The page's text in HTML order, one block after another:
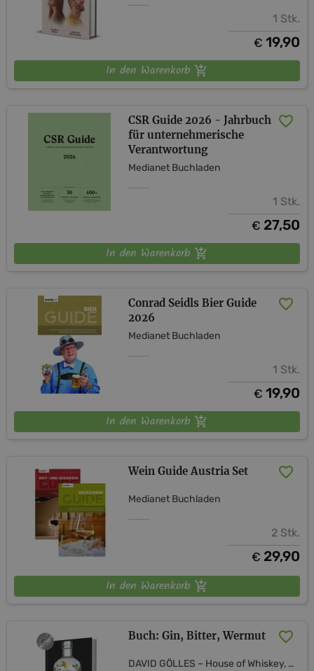
1 Stk.
€ 19,90
In den Warenkorb
CSR Guide 2026 - Jahrbuch
für unternehmerische
Verantwortung
Medianet Buchladen
1 Stk.
€ 27,50
In den Warenkorb
Conrad Seidls Bier Guide
2026
Medianet Buchladen
1 Stk.
€ 19,90
In den Warenkorb
Wein Guide Austria Set
Medianet Buchladen
2 Stk.
€ 29,90
In den Warenkorb
Buch: Gin, Bitter, Wermut
DAVID GÖLLES – House of Whiskey, Gin & Rum